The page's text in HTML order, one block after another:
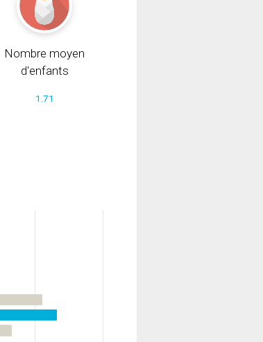
Nombre moyen
d'enfants
1.71